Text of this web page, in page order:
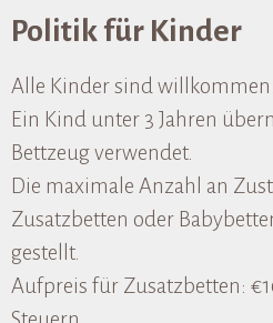
Politik für Kinder
Alle Kinder sind willkommen.
Ein Kind unter 3 Jahren
Bettzeug verwendet.
Die maximale Anzahl an
Zusatzbetten oder
gestellt.
Aufpreis für Zusatzbetten: